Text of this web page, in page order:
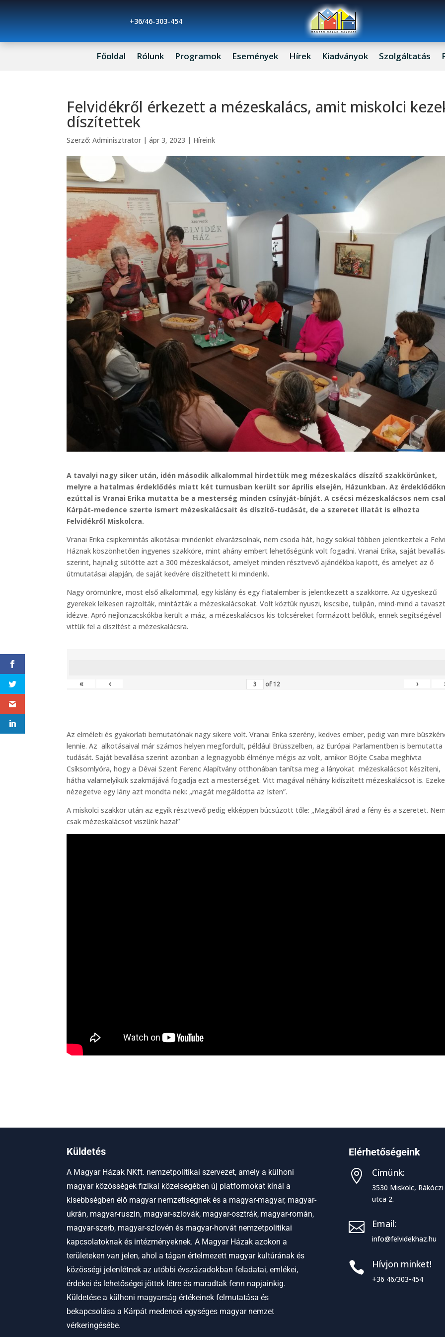
+36/46-303-454
Főoldal Rólunk Programok Események Hírek Kiadványok Szolgáltatás
Felvidékről érkezett a mézeskalács, amit miskolci
díszítettek
Szerző:Adminisztrator |ápr 3, 2023 | Híreink
A tavalyi nagy siker után, idén második alkalommal hirdettük meg mézeskalács díszítő szakkörünket,
melyre a hatalmas érdeklődés miatt két turnusban került sor április elsején, Házunkban. Az
ezúttal is Vranai Erika mutatta be a mesterség minden csínyját-bínját. A csécsi mézeskalácsos nem
Kárpát-medence szerte ismert mézeskalácsait és díszítő-tudását, de a szeretet illatát is elhozta
Felvidékről Miskolcra.
Vranai Erika csipkemintás alkotásai mindenkit elvarázsolnak, nem csoda hát, hogy sokkal többen jelentkeztek a
Háznak köszönhetően ingyenes szakköre, mint ahány embert lehetőségünk volt fogadni. Vranai Erika, saját
szerint, hajnalig sütötte azt a 300 mézeskalácsot, amelyet minden résztvevő ajándékba kapott, és amelyet az ő
útmutatásai alapján, de saját kedvére díszíthetett ki mindenki.
Nagy örömünkre, most első alkalommal, egy kislány és egy fiatalember is jelentkezett a szakkörre. Az ügyeskezű
gyerekek lelkesen rajzolták, mintázták a mézeskalácsokat. Volt köztük nyuszi, kiscsibe, tulipán, mind-mind a tavaszt
idézve. Apró nejlonzacskókba került a máz, a mézeskalácsos kis tölcséreket formázott belőlük, ennek segítségével
vittük fel a díszítést a mézeskalácsra.
« ‹ of12 ›
Az elméleti és gyakorlati bemutatónak nagy sikere volt. Vranai Erika szerény, kedves ember, pedig van mire
lennie. Az alkotásaival már számos helyen megfordult, például Brüsszelben, az Európai Parlamentben is bemutatta
tudását. Saját bevallása szerint azonban a legnagyobb élménye mégis az volt, amikor Böjte Csaba meghívta
Csíksomlyóra, hogy a Dévai Szent Ferenc Alapítvány otthonában tanítsa meg a lányokat mézeskalácsot készíteni,
hátha valamelyikük szakmájává fogadja ezt a mesterséget. Vitt magával néhány kidíszített mézeskalácsot is.
nézegetve egy lány azt mondta neki: „magát megáldotta az Isten”.
A miskolci szakkör után az egyik résztvevő pedig ekképpen búcsúzott tőle: „Magából árad a fény és a szeretet. Nem
csak mézeskalácsot viszünk haza!”
Küldetés
A Magyar Házak NKft. nemzetpolitikai szervezet, amely a külhoni
magyar közösségek fizikai közelségében új platformokat kínál a
kisebbségben élő magyar nemzetiségnek és a magyar-magyar, magyar-
ukrán, magyar-ruszin, magyar-szlovák, magyar-osztrák, magyar-román,
magyar-szerb, magyar-szlovén és magyar-horvát nemzetpolitikai
kapcsolatoknak és intézményeknek. A Magyar Házak azokon a
területeken van jelen, ahol a tágan értelmezett magyar kultúrának és
közösségi jelenlétnek az utóbbi évszázadokban feladatai, emlékei,
érdekei és lehetőségei jöttek létre és maradtak fenn napjainkig.
Küldetése a külhoni magyarság értékeinek felmutatása és
bekapcsolása a Kárpát medencei egységes magyar nemzet
vérkeringésébe.
Elérhetőségeink
 Címünk:
3530 Miskolc, Rákóczi
utca 2.
 Email:
info@felvidekhaz.hu
 Hívjon minket!
+36 46/303-454